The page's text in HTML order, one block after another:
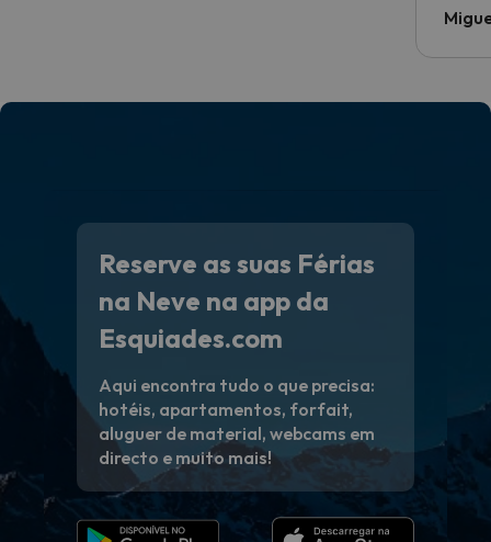
Reserve as suas Férias
na Neve na app da
Esquiades.com
Aqui encontra tudo o que precisa:
hotéis, apartamentos, forfait,
aluguer de material, webcams em
directo e muito mais!